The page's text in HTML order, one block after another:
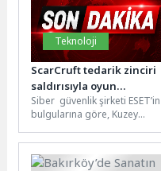
Teknoloji
ScarCruft tedarik zinciri
saldırısıyla oyun
platformunu ele geçirdi
Siber güvenlik şirketi ESET’in
bulgularına göre, Kuzey
ScarCruft, tedarik zinciri
casusluk...